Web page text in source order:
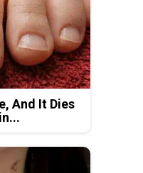
And It Dies